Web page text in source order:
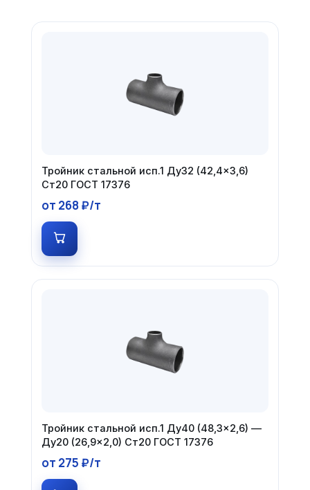
Тройник стальной исп.1 Ду32 (42,4×3,6)
Ст20 ГОСТ 17376
от 268 ₽/т
Тройник стальной исп.1 Ду40 (48,3×2,6) —
Ду20 (26,9×2,0) Ст20 ГОСТ 17376
от 275 ₽/т